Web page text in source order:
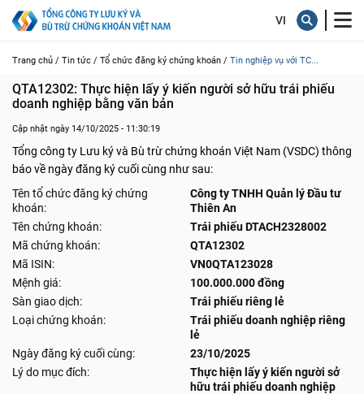
Trang chủ / Tin tức / Tổ chức đăng ký chứng khoán / Tin nghiệp vụ với TC...
QTA12302: Thực hiện lấy ý kiến người sở hữu trái phiếu
doanh nghiệp bằng văn bản
Cập nhật ngày 14/10/2025 - 11:30:19
Tổng công ty Lưu ký và Bù trừ chứng khoán Việt Nam (VSDC) thông
báo về ngày đăng ký cuối cùng như sau:
Tên tổ chức đăng ký chứng
khoán:
Công ty TNHH Quản lý Đầu tư
Thiên An
Tên chứng khoán:
Trái phiếu DTACH2328002
Mã chứng khoán:
QTA12302
Mã ISIN:
VN0QTA123028
Mệnh giá:
100.000.000 đồng
Sàn giao dịch:
Trái phiếu riêng lẻ
Loại chứng khoán:
Trái phiếu doanh nghiệp riêng
lẻ
Ngày đăng ký cuối cùng:
23/10/2025
Lý do mục đích:
Thực hiện lấy ý kiến người sở
hữu trái phiếu doanh nghiệp